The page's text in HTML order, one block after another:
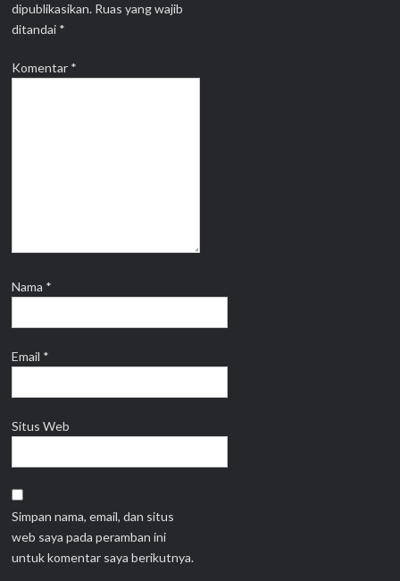
dipublikasikan. Ruas yang wajib
ditandai *
Komentar *
Nama *
Email *
Situs Web
Simpan nama, email, dan situs
web saya pada peramban ini
untuk komentar saya berikutnya.